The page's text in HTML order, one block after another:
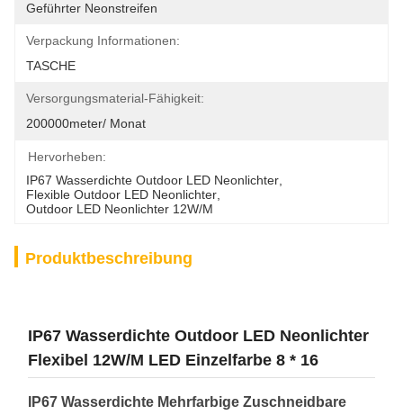
Geführter Neonstreifen
Verpackung Informationen:
TASCHE
Versorgungsmaterial-Fähigkeit:
200000meter/ Monat
Hervorheben:
IP67 Wasserdichte Outdoor LED Neonlichter
Flexible Outdoor LED Neonlichter
Outdoor LED Neonlichter 12W/M
Produktbeschreibung
IP67 Wasserdichte Outdoor LED Neonlichter
Flexibel 12W/M LED Einzelfarbe 8 * 16
IP67 Wasserdichte Mehrfarbige Zuschneidbare